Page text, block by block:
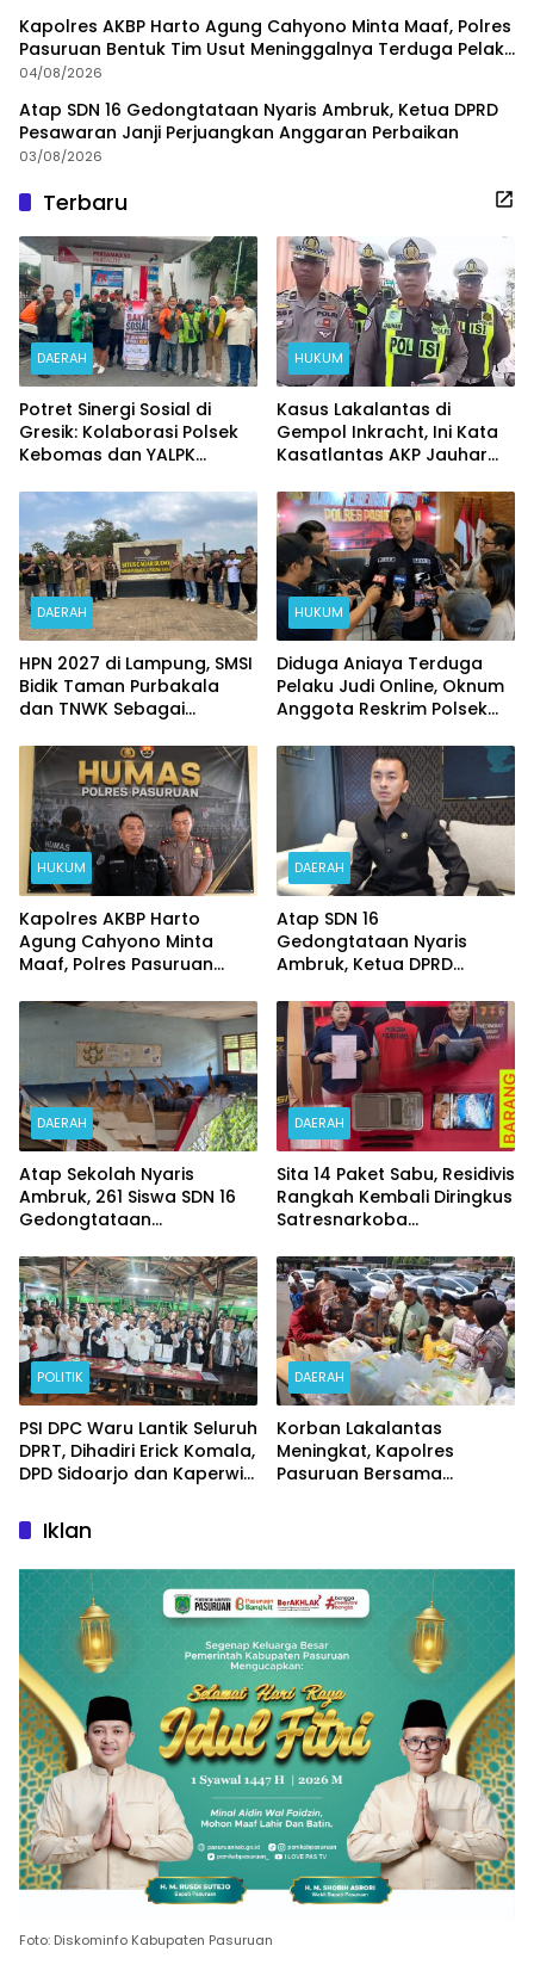
Kapolres AKBP Harto Agung Cahyono Minta Maaf, Polres
Pasuruan Bentuk Tim Usut Meninggalnya Terduga Pelaku
Judi Online
04/08/2026
Atap SDN 16 Gedongtataan Nyaris Ambruk, Ketua DPRD
Pesawaran Janji Perjuangkan Anggaran Perbaikan
03/08/2026
Terbaru
DAERAH
Potret Sinergi Sosial di
Gresik: Kolaborasi Polsek
Kebomas dan YALPK
Ojol dan Warga
HUKUM
Kasus Lakalantas di
Gempol Inkracht, Ini Kata
Kasatlantas AKP Jauhar
DAERAH
HPN 2027 di Lampung, SMSI
Bidik Taman Purbakala
dan TNWK Sebagai
HUKUM
Diduga Aniaya Terduga
Pelaku Judi Online, Oknum
Anggota Reskrim Polsek
HUKUM
Kapolres AKBP Harto
Agung Cahyono Minta
Maaf, Polres Pasuruan
Meninggalnya Terduga
DAERAH
Atap SDN 16
Gedongtataan Nyaris
Ambruk, Ketua DPRD
Perjuangkan Anggaran
Perbaikan
DAERAH
Atap Sekolah Nyaris
Ambruk, 261 Siswa SDN 16
Gedongtataan
Demi Belajar
DAERAH
Sita 14 Paket Sabu, Residivis
Rangkah Kembali Diringkus
Satresnarkoba
POLITIK
PSI DPC Waru Lantik Seluruh
DPRT, Dihadiri Erick Komala,
DPD Sidoarjo dan Kaperwil
DAERAH
Korban Lakalantas
Meningkat, Kapolres
Pasuruan Bersama
Iklan
Foto: Diskominfo Kabupaten Pasuruan